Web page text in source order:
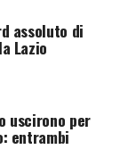
assoluto di
Lazio
uscirono per
entrambi